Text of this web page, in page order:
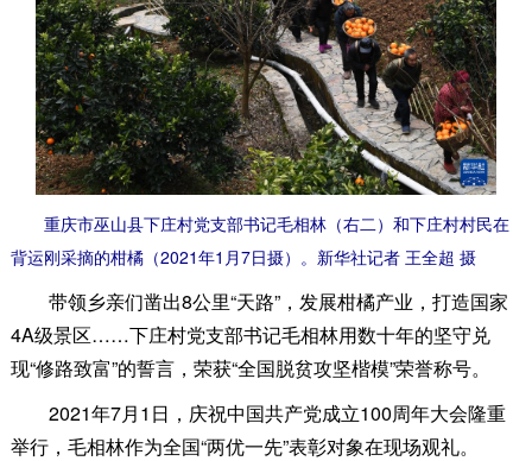
重庆市巫山县下庄村党支部书记毛相林（右二）和下庄村村民在
背运刚采摘的柑橘（2021年1月7日摄）。新华社记者 王全超 摄
带领乡亲们凿出8公里“天路”，发展柑橘产业，打造国家
4A级景区……下庄村党支部书记毛相林用数十年的坚守兑
现“修路致富”的誓言，荣获“全国脱贫攻坚楷模”荣誉称号。
2021年7月1日，庆祝中国共产党成立100周年大会隆重
举行，毛相林作为全国“两优一先”表彰对象在现场观礼。